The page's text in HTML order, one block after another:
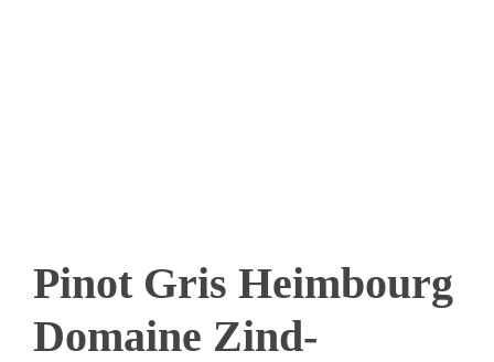
Pinot Gris Heimbourg
Domaine Zind-